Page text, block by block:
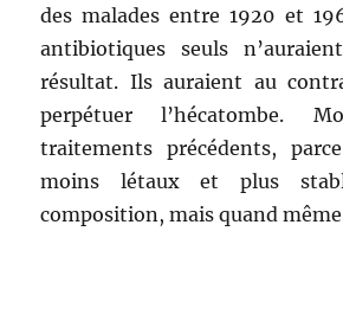
des malades entre 1920 et
antibiotiques seuls
résultat. Ils auraient au
perpétuer l’hécatombe.
traitements précédents,
moins létaux et plus
composition, mais quand